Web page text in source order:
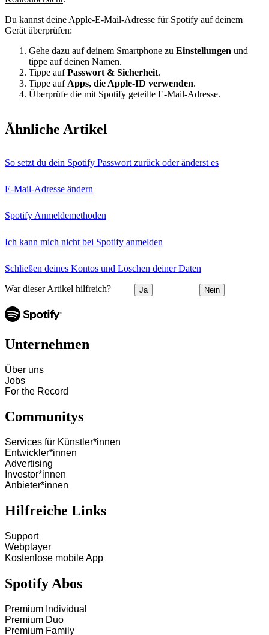
Du kannst deine Apple-E-Mail-Adresse für Spotify auf deinem
Gerät überprüfen:
Gehe dazu auf deinem Smartphone zu Einstellungen und
tippe auf deinen Namen.
Tippe aufPasswort & Sicherheit.
Tippe auf Apps, die Apple-ID verwenden.
Überprüfe die mit Spotify geteilte E-Mail-Adresse.
Ähnliche Artikel
So setzt du dein Spotify Passwort zurück oder änderst es
E-Mail-Adresse ändern
Spotify Anmeldemethoden
Ich kann mich nicht bei Spotify anmelden
Schließen deines Kontos und Löschen deiner Daten
War dieser Artikel hilfreich? Ja Nein
Unternehmen
Über uns
Jobs
For the Record
Communitys
Services für Künstler*innen
Entwickler*innen
Advertising
Investor*innen
Anbieter*innen
Hilfreiche Links
Support
Webplayer
Kostenlose mobile App
Spotify Abos
Premium Individual
Premium Duo
Premium Family